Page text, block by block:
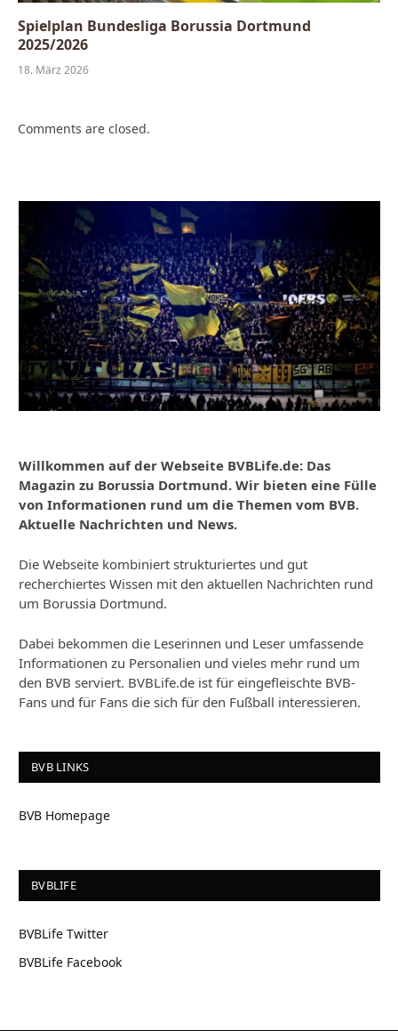
Spielplan Bundesliga Borussia Dortmund
2025/2026
18. März 2026
Comments are closed.
Willkommen auf der Webseite BVBLife.de: Das
Magazin zu Borussia Dortmund. Wir bieten eine Fülle
von Informationen rund um die Themen vom BVB.
Aktuelle Nachrichten und News.
Die Webseite kombiniert strukturiertes und gut
recherchiertes Wissen mit den aktuellen Nachrichten rund
um Borussia Dortmund.
Dabei bekommen die Leserinnen und Leser umfassende
Informationen zu Personalien und vieles mehr rund um
den BVB serviert. BVBLife.de ist für eingefleischte BVB-
Fans und für Fans die sich für den Fußball interessieren.
BVB LINKS
BVB Homepage
BVBLIFE
BVBLife Twitter
BVBLife Facebook